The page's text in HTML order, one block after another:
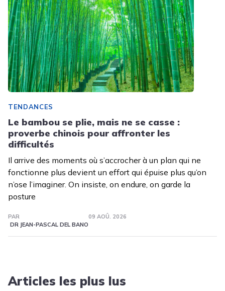
TENDANCES
Le bambou se plie, mais ne se casse :
proverbe chinois pour affronter les
difficultés
Il arrive des moments où s’accrocher à un plan qui ne
fonctionne plus devient un effort qui épuise plus qu’on
n’ose l’imaginer. On insiste, on endure, on garde la
posture
PAR
DR JEAN-PASCAL DEL BANO
09 AOÛ. 2026
Articles les plus lus